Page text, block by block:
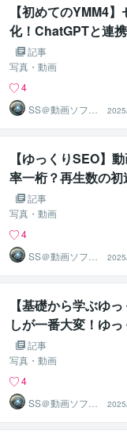
【初めてのYMM4
化！ChatGPTと連
く作成！「APIキー
の初期設定までわか
記事
写真・動画
4
SS＠動画ソフト
ウェアエンジニ
ア
【ゆっくりSEO】
率一桁？再生数の
ぜ…答えはYouTube
2時間待つと動画が
す
記事
写真・動画
4
SS＠動画ソフト
ウェアエンジニ
ア
【基礎から学ぶゆ
しが一番大変！ゆ
フリー素材サイト
やすく解説します
記事
写真・動画
4
SS＠動画ソフト
ウェアエンジニ
ア